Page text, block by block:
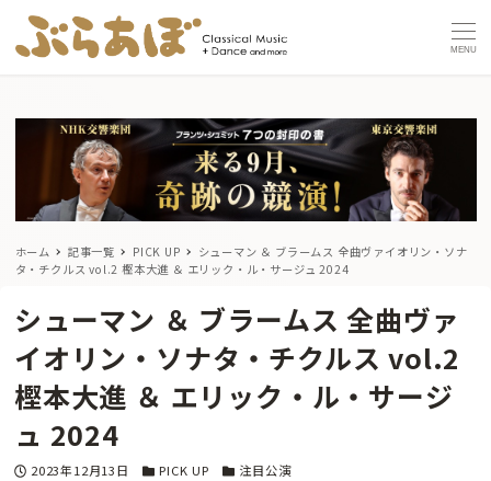
MENU
ホーム 記事一覧 PICK UP
シューマン ＆ ブラームス 全曲ヴァイオリン・ソナ
タ・チクルス vol.2 樫本大進 ＆ エリック・ル・サージュ 2024
シューマン ＆ ブラームス 全曲ヴァ
イオリン・ソナタ・チクルス vol.2
樫本大進 ＆ エリック・ル・サージ
ュ 2024
投稿日
2023年12月13日 カテゴリー
PICK UP カテゴリー
注目公演